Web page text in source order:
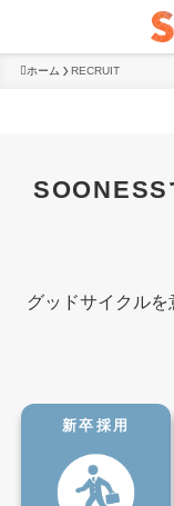
ホーム RECRUIT
SOONESS
グッドサイクルを
新卒採用